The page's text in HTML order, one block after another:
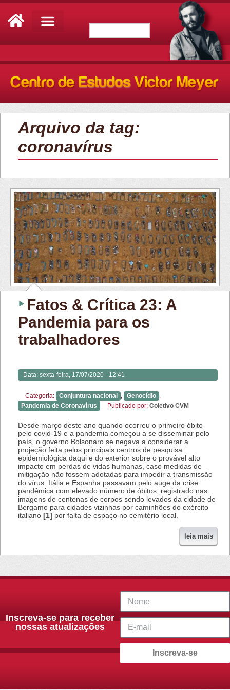
Arquivo da tag:
coronavírus
Fatos & Crítica 23: A
Pandemia para os
trabalhadores
Data: sexta-feira, 17/07/2020 - 12:41
Categoria: Conjuntura nacional Genocídio
Pandemia de Coronavírus
Publicado por: Coletivo CVM
Desde março deste ano quando ocorreu o primeiro óbito
pelo covid-19 e a pandemia começou a se disseminar pelo
país, o governo Bolsonaro se negava a considerar a
projeção feita pelos principais centros de pesquisa
epidemiológica daqui e do exterior sobre o provável alto
impacto em perdas de vidas humanas, caso medidas de
mitigação não fossem adotadas para impedir a transmissão
do vírus. Itália e Espanha passavam pelo auge da crise
pandêmica com elevado número de óbitos, registrado nas
imagens de centenas de corpos sendo levados da cidade de
Bergamo para cidades vizinhas por caminhões do exército
italiano [1] por falta de espaço no cemitério local.
leia mais
Inscreva-se para receber
nossas atualizações
Inscreva-se